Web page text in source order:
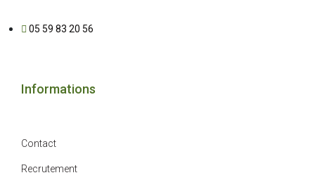
05 59 83 20 56
Informations
Contact
Recrutement